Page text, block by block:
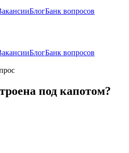
БлогБанк вопросов
БлогБанк вопросов
под капотом?